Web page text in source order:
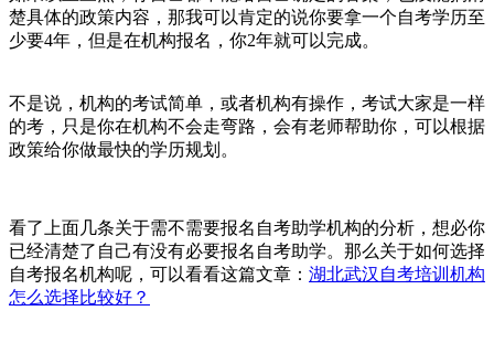
楚具体的政策内容，那我可以肯定的说你要拿一个自考学历至
少要4年，但是在机构报名，你2年就可以完成。
不是说，机构的考试简单，或者机构有操作，考试大家是一样
的考，只是你在机构不会走弯路，会有老师帮助你，可以根据
政策给你做最快的学历规划。
看了上面几条关于需不需要报名自考助学机构的分析，想必你
已经清楚了自己有没有必要报名自考助学。那么关于如何选择
自考报名机构呢，可以看看这篇文章： 湖北武汉自考培训机构
怎么选择比较好？